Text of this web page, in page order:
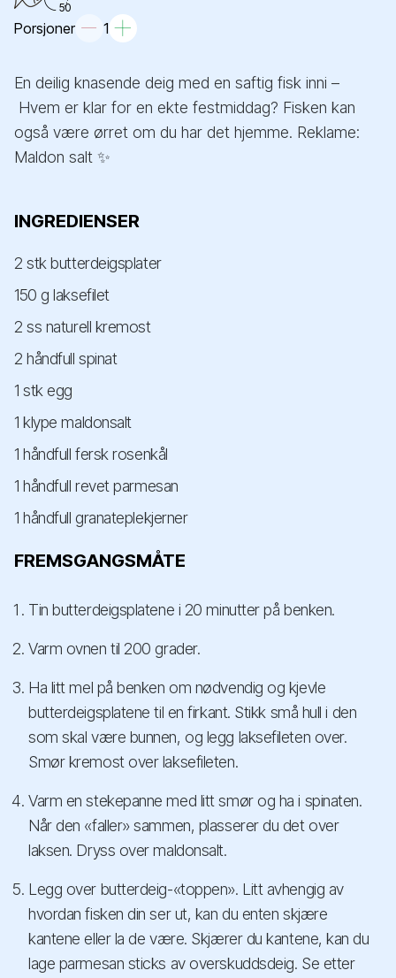
50
Porsjoner 1
En deilig knasende deig med en saftig fisk inni –
Hvem er klar for en ekte festmiddag? Fisken kan
også være ørret om du har det hjemme. Reklame:
Maldon salt ✨
INGREDIENSER
2 stk butterdeigsplater
150 g laksefilet
2 ss naturell kremost
2 håndfull spinat
1 stk egg
1 klype maldonsalt
1 håndfull fersk rosenkål
1 håndfull revet parmesan
1 håndfull granateplekjerner
FREMSGANGSMÅTE
Tin butterdeigsplatene i 20 minutter på benken.
Varm ovnen til 200 grader.
Ha litt mel på benken om nødvendig og kjevle
butterdeigsplatene til en firkant. Stikk små hull i den
som skal være bunnen, og legg laksefileten over.
Smør kremost over laksefileten.
Varm en stekepanne med litt smør og ha i spinaten.
Når den «faller» sammen, plasserer du det over
laksen. Dryss over maldonsalt.
Legg over butterdeig-«toppen». Litt avhengig av
hvordan fisken din ser ut, kan du enten skjære
kantene eller la de være. Skjærer du kantene, kan du
lage parmesan sticks av overskuddsdeig. Se etter